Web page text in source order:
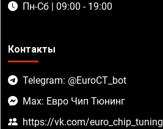
Пн-Сб | 09:00 - 19:00
Контакты
Telegram: @EuroCT_bot
Max: Евро Чип Тюнинг
https://vk.com/euro_chip_tuning